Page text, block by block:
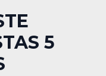
5